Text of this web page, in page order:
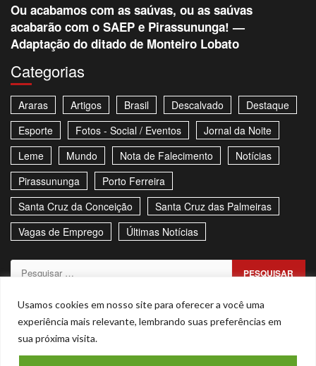
Usamos cookies em nosso site para oferecer a você uma
experiência mais relevante, lembrando suas preferências em
sua próxima visita.
Ou acabamos com as saúvas, ou as saúvas
acabarão com o SAEP e Pirassununga! —
Adaptação do ditado de Monteiro Lobato
Categorias
Araras Artigos Brasil Descalvado
Destaque
Esporte
Fotos - Social / Eventos
Jornal da Noite
Leme
Mundo Nota de Falecimento
Notícias
Pirassununga
Porto Ferreira
Santa Cruz da Conceição
Santa Cruz das Palmeiras
Vagas de Emprego
Últimas Notícias
Pesquisar
Sitemap Política de Privacidade Contato
Stories
Facebook
Youtube